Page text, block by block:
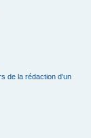
de la rédaction d’un